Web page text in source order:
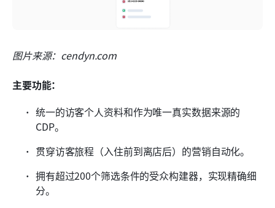
图片来源：cendyn.com
主要功能：
统一的访客个人资料和作为唯一真实数据来源的
CDP。
贯穿访客旅程（入住前到离店后）的营销自动化。
拥有超过200个筛选条件的受众构建器，实现精确细
分。